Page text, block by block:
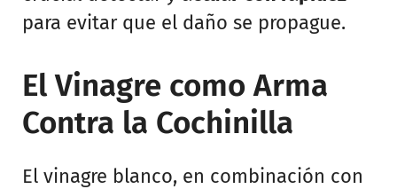
para evitar que el daño se propague.
El Vinagre como Arma
Contra la Cochinilla
El vinagre blanco, en combinación con